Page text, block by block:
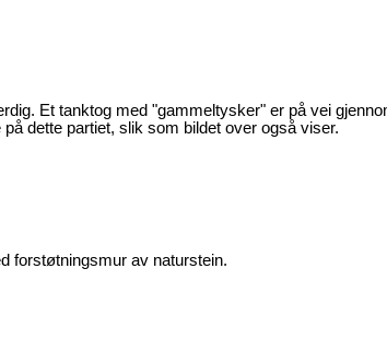
Et tanktog med "gammeltysker" er på vei
dette partiet, slik som bildet over også viser.
forstøtningsmur av naturstein.